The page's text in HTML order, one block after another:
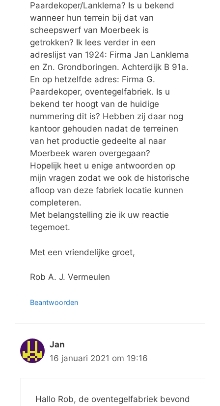
Paardekoper/Lanklema? Is u bekend
wanneer hun terrein bij dat van
scheepswerf van Moerbeek is
getrokken? Ik lees verder in een
adreslijst van 1924: Firma Jan Lanklema
en Zn. Grondboringen. Achterdijk B 91a.
En op hetzelfde adres: Firma G.
Paardekoper, oventegelfabriek. Is u
bekend ter hoogt van de huidige
nummering dit is? Hebben zij daar nog
kantoor gehouden nadat de terreinen
van het productie gedeelte al naar
Moerbeek waren overgegaan?
Hopelijk heet u enige antwoorden op
mijn vragen zodat we ook de historische
afloop van deze fabriek locatie kunnen
completeren.
Met belangstelling zie ik uw reactie
tegemoet.
Met een vriendelijke groet,
Rob A. J. Vermeulen
Beantwoorden
Jan
16 januari 2021 om 19:16
Hallo Rob, de oventegelfabriek bevond